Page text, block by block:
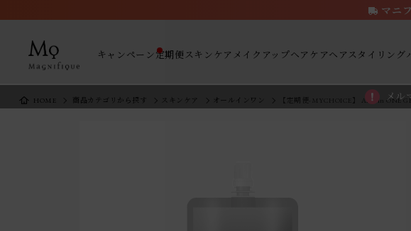
メル
マニ
キャンペーン 定期便 スキンケア メイクアップヘアケアヘアスタイリング
HOME 商品カテゴリから探す スキンケア オールインワン 【定期便-MYCHOICE】 ALL in ONE